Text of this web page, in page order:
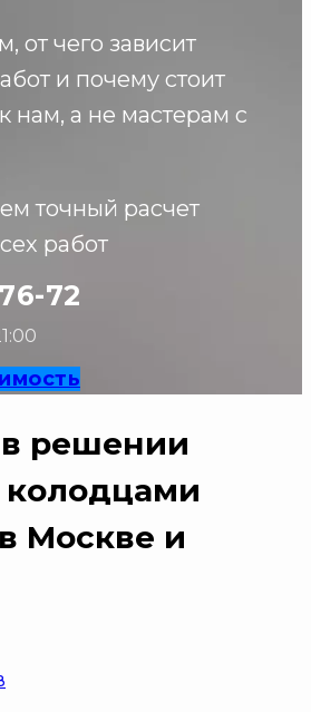
от чего зависит
и почему стоит
нам, а не мастерам с
точный расчет
работ
72
решении
Москве и